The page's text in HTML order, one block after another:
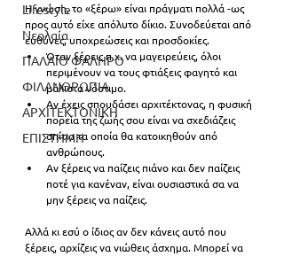
Lifestyle
Νεολαία
ΠΑΛΑΙΟ ΦΑΛΗΡΟ
ΦΙΛΑΝΘΡΩΠΙΑ
ΑΡΧΙΤΕΚΤΟΝΙΚΗ
ΕΠΙΣΤΗΜΗ
Η γνώση, το «ξέρω» είναι πράγματι πολλά -ως
προς αυτό είχε απόλυτο δίκιο. Συνοδεύεται από
ευθύνες, υποχρεώσεις και προσδοκίες.
Όταν ξέρεις π.χ. να μαγειρεύεις, όλοι
περιμένουν να τους φτιάξεις φαγητό και
μάλιστα νόστιμο.
Αν έχεις σπουδάσει αρχιτέκτονας, η φυσική
πορεία της ζωής σου είναι να σχεδιάζεις
σπίτια τα οποία θα κατοικηθούν από
ανθρώπους.
Αν ξέρεις να παίζεις πιάνο και δεν παίζεις
ποτέ για κανέναν, είναι ουσιαστικά σα να
μην ξέρεις να παίζεις.
Αλλά κι εσύ ο ίδιος αν δεν κάνεις αυτό που
ξέρεις, αρχίζεις να νιώθεις άσχημα. Μπορεί να